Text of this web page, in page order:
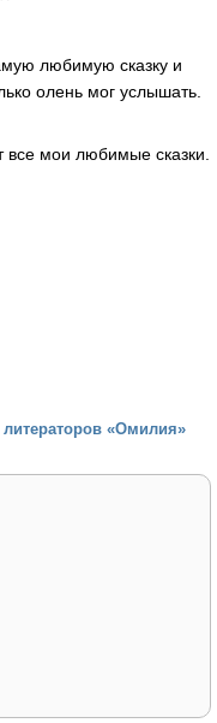
любимую сказку и
олень мог услышать.
мои любимые сказки.
«Омилия»